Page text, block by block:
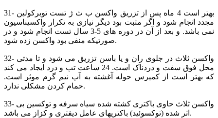
31- بهتر است 4 ماه پس از تزریق واکسن ب ث ژ تست توبرکولین
مجدد انجام شود و اگر مثبت بود دیگر نیازی به تکرار واکسیناسیون
نمی باشد. و بعد از آن در دوره های 5-3 سال تست انجام شود و در
صورتیکه منفی بود واکسن زده شود.
32- واکسن ثلاث در جلوی ران و یا باسن تزریق می شود و تا مدتی
محل فوق سفت و دردناک است. 24 ساعت تب و درد ایجاد می کند
که بهتر است از کمپرس حوله آغشته به آب نیم گرم موثر است.
حمام کردن مشکلی ندارد.
33- واکسن ثلاث حاوی باکتری کشته شده سیاه سرفه و توکسین بی
اثر شده (توکسوئید) باکتریهای عامل دیفتری و کزاز می باشد.